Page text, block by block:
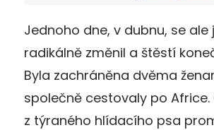
Jednoho dne, v dubnu, se ale
radikálně změnil a štěstí
Byla zachráněna dvěma
společně cestovaly po Africe.
z týraného hlídacího psa